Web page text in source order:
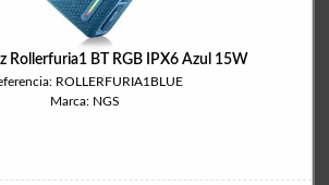
Rollerfuria1 BT RGB IPX6 Azul 15W
ROLLERFURIA1BLUE
Marca: NGS